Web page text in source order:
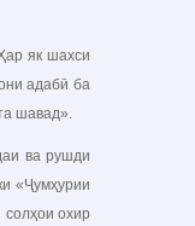
як шахси
адабӣ ба
шавад».
ва рушди
«Ҷумҳурии
охир